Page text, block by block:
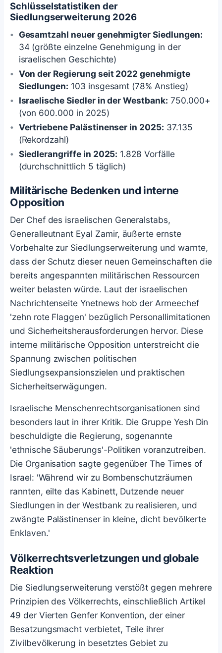
Schlüsselstatistiken der
Siedlungserweiterung 2026
Gesamtzahl neuer genehmigter Siedlungen:
34 (größte einzelne Genehmigung in der
israelischen Geschichte)
Von der Regierung seit 2022 genehmigte
Siedlungen: 103 insgesamt (78% Anstieg)
Israelische Siedler in der Westbank: 750.000+
(von 600.000 in 2025)
Vertriebene Palästinenser in 2025: 37.135
(Rekordzahl)
Siedlerangriffe in 2025: 1.828 Vorfälle
(durchschnittlich 5 täglich)
Militärische Bedenken und interne
Opposition
Der Chef des israelischen Generalstabs,
Generalleutnant Eyal Zamir, äußerte ernste
Vorbehalte zur Siedlungserweiterung und warnte,
dass der Schutz dieser neuen Gemeinschaften die
bereits angespannten militärischen Ressourcen
weiter belasten würde. Laut der israelischen
Nachrichtenseite Ynetnews hob der Armeechef
'zehn rote Flaggen' bezüglich Personallimitationen
und Sicherheitsherausforderungen hervor. Diese
interne militärische Opposition unterstreicht die
Spannung zwischen politischen
Siedlungsexpansionszielen und praktischen
Sicherheitserwägungen.
Israelische Menschenrechtsorganisationen sind
besonders laut in ihrer Kritik. Die Gruppe Yesh Din
beschuldigte die Regierung, sogenannte
'ethnische Säuberungs'-Politiken voranzutreiben.
Die Organisation sagte gegenüber The Times of
Israel: 'Während wir zu Bombenschutzräumen
rannten, eilte das Kabinett, Dutzende neuer
Siedlungen in der Westbank zu realisieren, und
zwängte Palästinenser in kleine, dicht bevölkerte
Enklaven.'
Völkerrechtsverletzungen und globale
Reaktion
Die Siedlungserweiterung verstößt gegen mehrere
Prinzipien des Völkerrechts, einschließlich Artikel
49 der Vierten Genfer Konvention, der einer
Besatzungsmacht verbietet, Teile ihrer
Zivilbevölkerung in besetztes Gebiet zu